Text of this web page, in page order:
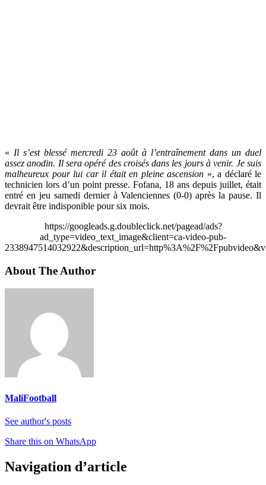
« Il s’est blessé mercredi 23 août à l’entraînement dans un duel
assez anodin. Il sera opéré des croisés dans les jours à venir. Je suis
malheureux pour lui car il était en pleine ascension », a déclaré le
technicien lors d’un point presse. Fofana, 18 ans depuis juillet, était
entré en jeu samedi dernier à Valenciennes (0-0) après la pause. Il
devrait être indisponible pour six mois.
https://googleads.g.doubleclick.net/pagead/ads?
ad_type=video_text_image&client=ca-video-pub-
About The Author
MaliFootball
See author's posts
Share this on WhatsApp
Navigation d’article